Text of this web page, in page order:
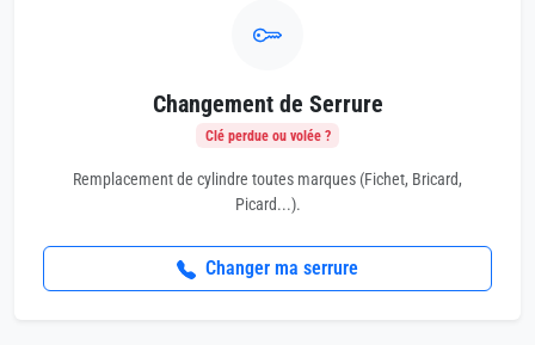
Changement de Serrure
Clé perdue ou volée ?
Remplacement de cylindre toutes marques (Fichet, Bricard,
Picard...).
Changer ma serrure